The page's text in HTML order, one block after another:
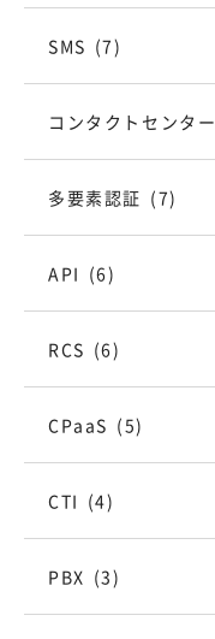
SMS (7)
コンタクトセンター
多要素認証 (7)
API (6)
RCS (6)
CPaaS (5)
CTI (4)
PBX (3)